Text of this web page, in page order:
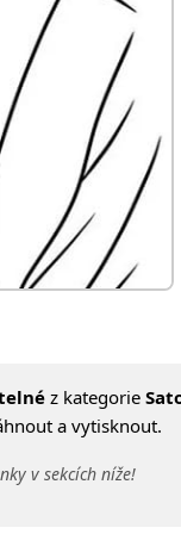
z kategorie
a vytisknout.
v sekcích níže!